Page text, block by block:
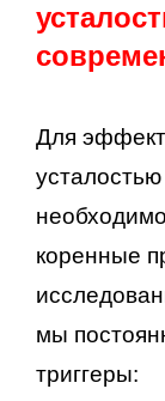
Для
коренные
мы
триггеры: